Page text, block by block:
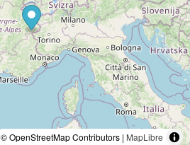
© OpenStreetMap Contributors | MapLibre